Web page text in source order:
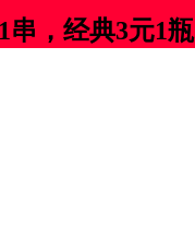
串，经典3元1瓶